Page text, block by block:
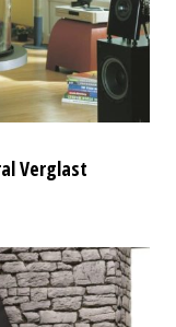
Verglast